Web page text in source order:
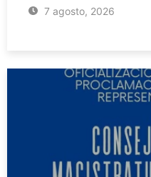
7 agosto, 2026